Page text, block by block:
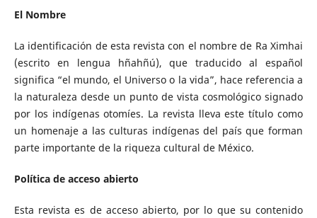
El Nombre
La identificación de esta revista con el nombre de Ra Ximhai
(escrito en lengua hñahñú), que traducido al español
significa “el mundo, el Universo o la vida”, hace referencia a
la naturaleza desde un punto de vista cosmológico signado
por los indígenas otomíes. La revista lleva este título como
un homenaje a las culturas indígenas del país que forman
parte importante de la riqueza cultural de México.
Política de acceso abierto
Esta revista es de acceso abierto, por lo que su contenido